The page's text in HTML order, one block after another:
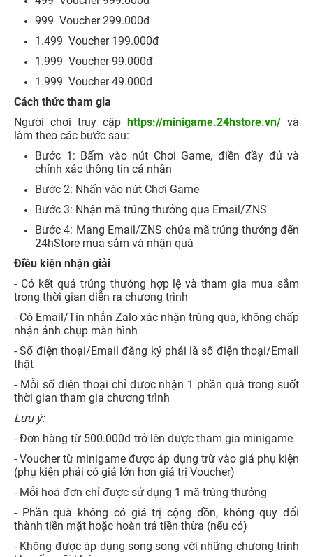
999 Voucher 299.000đ
1.499 Voucher 199.000đ
1.999 Voucher 99.000đ
1.999 Voucher 49.000đ
Cách thức tham gia
Người chơi truy cập https://minigame.24hstore.vn/ và
làm theo các bước sau:
Bước 1: Bấm vào nút Chơi Game, điền đầy đủ và
chính xác thông tin cá nhân
Bước 2: Nhấn vào nút Chơi Game
Bước 3: Nhận mã trúng thưởng qua Email/ZNS
Bước 4: Mang Email/ZNS chứa mã trúng thưởng đến
24hStore mua sắm và nhận quà
Điều kiện nhận giải
- Có kết quả trúng thưởng hợp lệ và tham gia mua sắm
trong thời gian diễn ra chương trình
- Có Email/Tin nhắn Zalo xác nhận trúng quà, không chấp
nhận ảnh chụp màn hình
- Số điện thoại/Email đăng ký phải là số điện thoại/Email
thật
- Mỗi số điện thoại chỉ được nhận 1 phần quà trong suốt
thời gian tham gia chương trình
Lưu ý:
- Đơn hàng từ 500.000đ trở lên được tham gia minigame
- Voucher từ minigame được áp dụng trừ vào giá phụ kiện
(phụ kiện phải có giá lớn hơn giá trị Voucher)
- Mỗi hoá đơn chỉ được sử dụng 1 mã trúng thưởng
- Phần quà không có giá trị cộng dồn, không quy đổi
thành tiền mặt hoặc hoàn trả tiền thừa (nếu có)
- Không được áp dụng song song với những chương trình